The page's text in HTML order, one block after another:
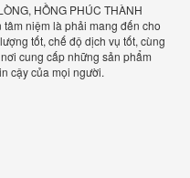
HỒNG PHÚC THÀNH
niệm là phải mang đến cho
tốt, chế độ dịch vụ tốt, cùng
cung cấp những sản phẩm
cậy của mọi người.